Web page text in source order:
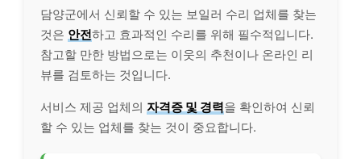
담양군에서 신뢰할 수 있는 보일러 수리 업체를 찾는
것은 안전하고 효과적인 수리를 위해 필수적입니다.
참고할 만한 방법으로는 이웃의 추천이나 온라인 리
뷰를 검토하는 것입니다.
서비스 제공 업체의 자격증 및 경력을 확인하여 신뢰
할 수 있는 업체를 찾는 것이 중요합니다.